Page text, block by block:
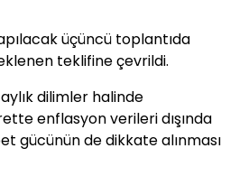
üçüncü toplantıda
teklifine çevrildi.
dilimler halinde
enflasyon verileri dışında
gücünün de dikkate alınması